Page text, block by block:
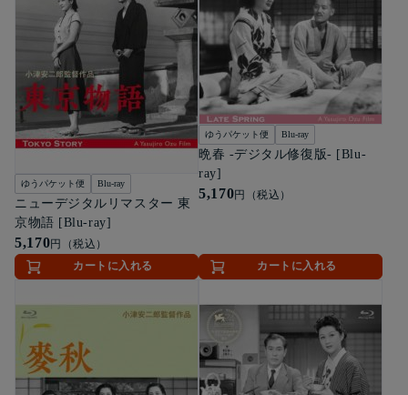
ゆうパケット便 Blu-ray
ニューデジタルリマスター 東
京物語 [Blu-ray]
5,170円（税込）
カートに入れる
ゆうパケット便 Blu-ray
晩春 -デジタル修復版- [Blu-
ray]
5,170円（税込）
カートに入れる